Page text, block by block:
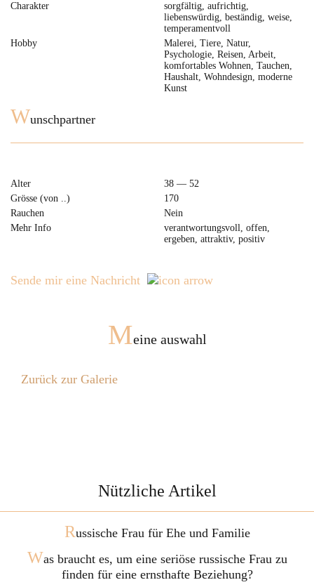
Charakter
sorgfältig, aufrichtig,
liebenswürdig, beständig, weise,
temperamentvoll
Hobby
Malerei, Tiere, Natur,
Psychologie, Reisen, Arbeit,
komfortables Wohnen, Tauchen,
Haushalt, Wohndesign, moderne
Kunst
Wunschpartner
Alter
38 — 52
Grösse (von ..)
170
Rauchen
Nein
Mehr Info
verantwortungsvoll, offen,
ergeben, attraktiv, positiv
Sende mir eine Nachricht
Meine auswahl
Zurück zur Galerie
Nützliche Artikel
Russische Frau für Ehe und Familie
Was braucht es, um eine seriöse russische Frau zu
finden für eine ernsthafte Beziehung?